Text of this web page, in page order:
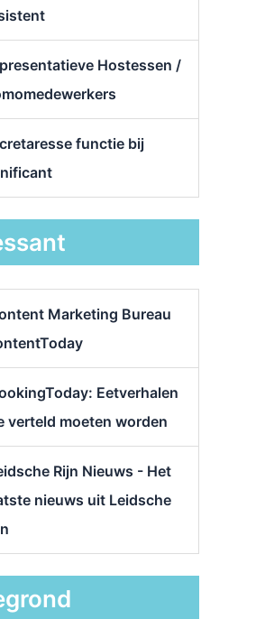
Hostessen /
functie bij
Marketing Bureau
Eetverhalen
verteld moeten worden
Rijn Nieuws - Het
nieuws uit Leidsche